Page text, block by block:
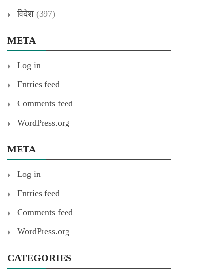
विदेश (397)
META
Log in
Entries feed
Comments feed
WordPress.org
META
Log in
Entries feed
Comments feed
WordPress.org
CATEGORIES